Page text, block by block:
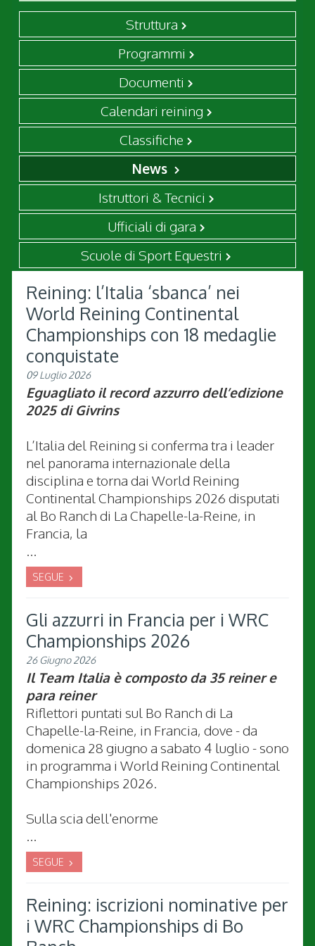
Struttura
Programmi
Documenti
Calendari reining
Classifiche
News
Istruttori & Tecnici
Ufficiali di gara
Scuole di Sport Equestri
Reining: l’Italia ‘sbanca’ nei
World Reining Continental
Championships con 18 medaglie
conquistate
09 Luglio 2026
Eguagliato il record azzurro dell’edizione
2025 di Givrins
L’Italia del Reining si conferma tra i leader
nel panorama internazionale della
disciplina e torna dai World Reining
Continental Championships 2026 disputati
al Bo Ranch di La Chapelle-la-Reine, in
Francia, la
...
SEGUE
Gli azzurri in Francia per i WRC
Championships 2026
26 Giugno 2026
Il Team Italia è composto da 35 reiner e
para reiner
Riflettori puntati sul Bo Ranch di La
Chapelle-la-Reine, in Francia, dove - da
domenica 28 giugno a sabato 4 luglio - sono
in programma i World Reining Continental
Championships 2026.
Sulla scia dell'enorme
...
SEGUE
Reining: iscrizioni nominative per
i WRC Championships di Bo